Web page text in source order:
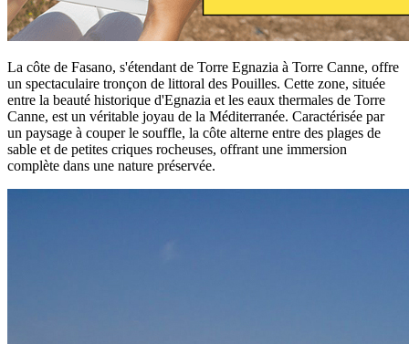
La côte de Fasano, s'étendant de Torre Egnazia à Torre Canne, offre
un spectaculaire tronçon de littoral des Pouilles. Cette zone, située
entre la beauté historique d'Egnazia et les eaux thermales de Torre
Canne, est un véritable joyau de la Méditerranée. Caractérisée par
un paysage à couper le souffle, la côte alterne entre des plages de
sable et de petites criques rocheuses, offrant une immersion
complète dans une nature préservée.